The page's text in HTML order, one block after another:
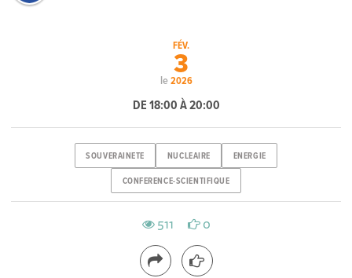
le
FÉV.
3
2026
DE 18:00 À 20:00
SOUVERAINETE NUCLEAIRE ENERGIE
CONFERENCE-SCIENTIFIQUE
511 0